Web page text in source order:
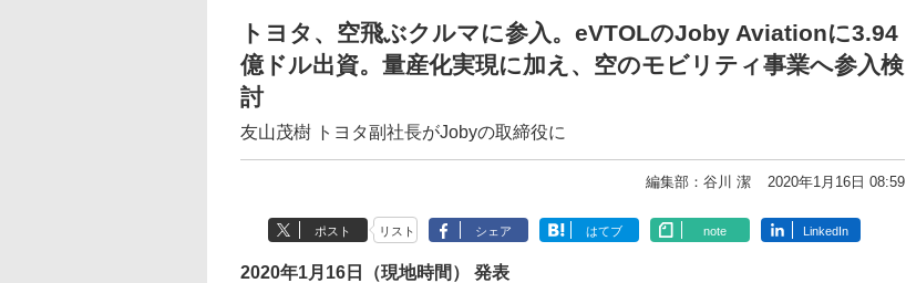
トヨタ、空飛ぶクルマに参入。eVTOLのJoby Aviationに3.94
億ドル出資。量産化実現に加え、空のモビリティ事業へ参入検
討
友山茂樹 トヨタ副社長がJobyの取締役に
編集部：谷川 潔 2020年1月16日 08:59
ポスト リスト シェア はてブ note LinkedIn
2020年1月16日（現地時間） 発表